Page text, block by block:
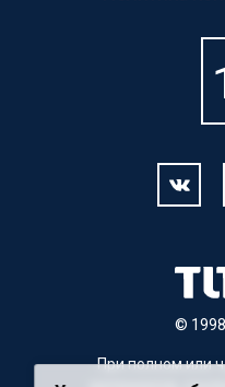
©
При полном или